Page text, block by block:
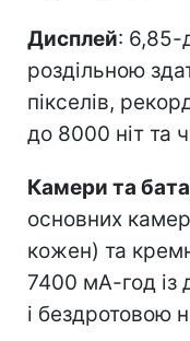
Дисплей: 6,85-
роздільною
пікселів,
до 8000 ніт та
Камери та
основних
кожен) та
7400 мА-год із
і бездротовою